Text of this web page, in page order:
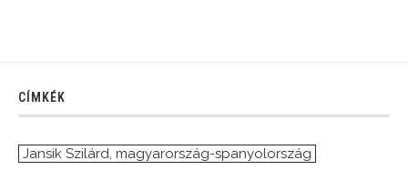
CÍMKÉK
Jansik Szilárd, magyarország-spanyolország